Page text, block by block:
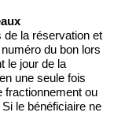
de la réservation et
du bon lors
le jour de la
une seule fois
fractionnement ou
Si le bénéficiaire ne